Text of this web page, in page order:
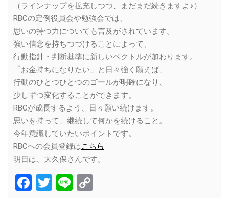
（ラインナップを拡充しつつ、まだまだ続きますよ♪）
RBCの定例役員会や勉強会では、
思いの持つ力についても言及がされています。
強い信念を持ちつづけることによって、
行動指針・判断基準に新しいベクトルが加わります。
「お金持ちになりたい」と日々強く願えば、
行動のひとつひとつのゴールが明確になり、
少しずつ変化することができます。
RBCが成長するよう、日々願い続けます。
思いを持って、継続して何かを続けること。
今年意識していたいポイントです。
RBCへの会員登録はこちら
明日は、大久保さんです。
Facebook
Twitter
Line